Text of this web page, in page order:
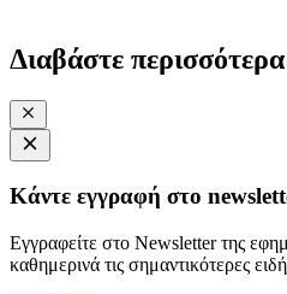
Διαβάστε περισσότερα
Κάντε εγγραφή στο
Εγγραφείτε στο Newsletter της
καθημερινά τις σημαντικότερες